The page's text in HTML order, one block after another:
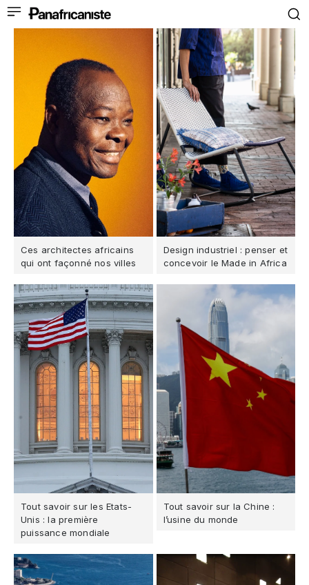
Ces architectes africains
qui ont façonné nos villes
Design industriel : penser et
concevoir le Made in Africa
Tout savoir sur les Etats-
Unis : la première
puissance mondiale
Tout savoir sur la Chine :
l’usine du monde